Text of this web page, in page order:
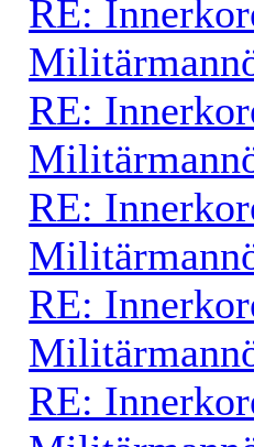
RE:
RE:
RE:
RE:
RE: